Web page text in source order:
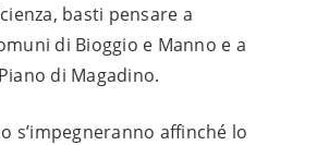
basti pensare a
di Bioggio e Manno e a
di Magadino.
s’impegneranno affinché lo